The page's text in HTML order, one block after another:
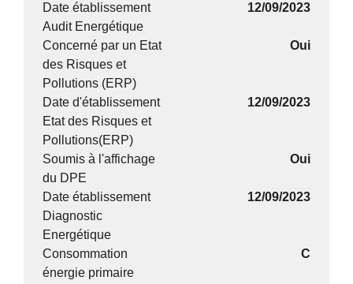
Date établissement
Audit Energétique
12/09/2023
Concerné par un Etat
des Risques et
Pollutions (ERP)
Oui
Date d'établissement
Etat des Risques et
Pollutions(ERP)
12/09/2023
Soumis à l'affichage
du DPE
Oui
Date établissement
Diagnostic
Energétique
12/09/2023
Consommation
énergie primaire
C